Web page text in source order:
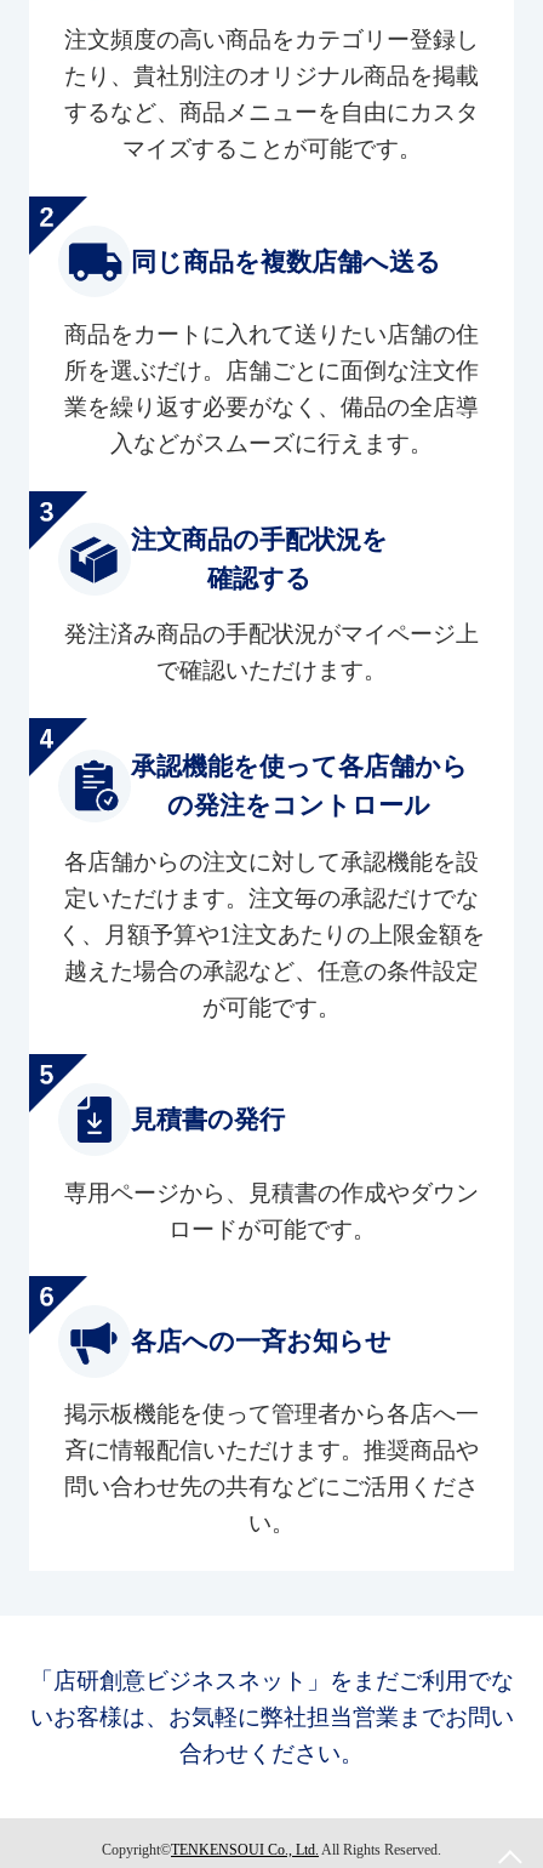
注文頻度の高い商品をカテゴリー登録し
たり、貴社別注のオリジナル商品を掲載
するなど、商品メニューを自由にカスタ
マイズすることが可能です。
同じ商品を複数店舗へ送る
商品をカートに入れて送りたい店舗の住
所を選ぶだけ。店舗ごとに面倒な注文作
業を繰り返す必要がなく、備品の全店導
入などがスムーズに行えます。
注文商品の手配状況を
確認する
発注済み商品の手配状況がマイページ上
で確認いただけます。
承認機能を使って各店舗から
の発注をコントロール
各店舗からの注文に対して承認機能を設
定いただけます。注文毎の承認だけでな
く、月額予算や1注文あたりの上限金額を
越えた場合の承認など、任意の条件設定
が可能です。
見積書の発行
専用ページから、見積書の作成やダウン
ロードが可能です。
各店への一斉お知らせ
掲示板機能を使って管理者から各店へ一
斉に情報配信いただけます。推奨商品や
問い合わせ先の共有などにご活用くださ
い。
「店研創意ビジネスネット」をまだご利用でな
いお客様は、お気軽に弊社担当営業までお問い
合わせください。
Copyright©TENKENSOUI Co., Ltd. All Rights Reserved.